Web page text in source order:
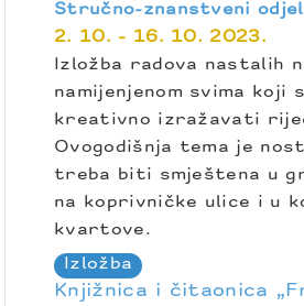
Stručno-znanstveni odjel
2. 10. - 16. 10. 2023.
Izložba radova nastalih
namijenjenom svima koji
kreativno izražavati
Ovogodišnja tema je
treba biti smještena u
na koprivničke ulice i u
kvartove.
Izložba
Knjižnica i čitaonica